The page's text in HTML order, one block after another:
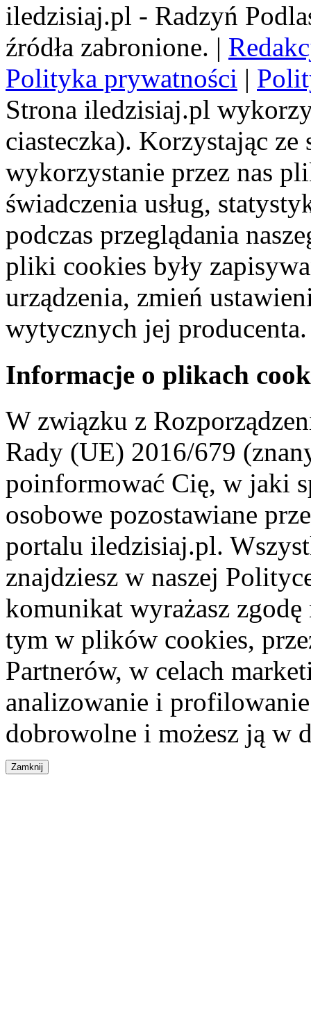
iledzisiaj.pl - Radzyń
źródła zabronione. |
Polityka prywatności |
Strona iledzisiaj.pl
ciasteczka). Korzystając
wykorzystanie przez nas
świadczenia usług,
podczas przeglądania
pliki cookies były
urządzenia, zmień
wytycznych jej producenta.
Informacje o plikach
W związku z
Rady (UE) 2016/679
poinformować Cię, w jaki
osobowe pozostawiane
portalu iledzisiaj.pl.
znajdziesz w naszej
komunikat wyrażasz
tym w plików cookies,
Partnerów, w celach
analizowanie i
dobrowolne i możesz ją w